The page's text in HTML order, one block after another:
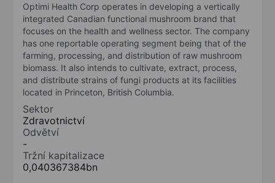
Optimi Health Corp operates in developing a vertically
integrated Canadian functional mushroom brand that
focuses on the health and wellness sector. The company
has one reportable operating segment being that of the
farming, processing, and distribution of raw mushroom
biomass. It also intends to cultivate, extract, process,
and distribute strains of fungi products at its facilities
located in Princeton, British Columbia.
Sektor
Zdravotnictví
Odvětví
-
Tržní kapitalizace
0,040367384bn